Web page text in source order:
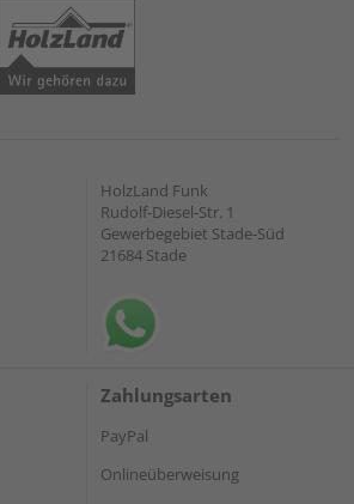
HolzLand Funk
Rudolf-Diesel-Str. 1
Gewerbegebiet Stade-Süd
21684 Stade
Zahlungsarten
PayPal
Onlineüberweisung